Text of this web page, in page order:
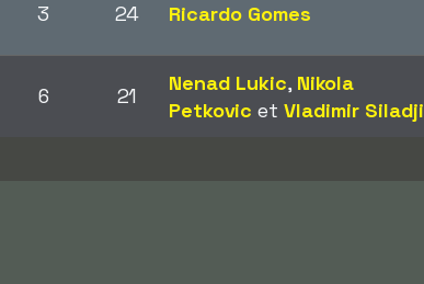
3 24 Ricardo Gomes
6 21
Nenad Lukic, Nikola
Petkovic et Vladimir Siladji